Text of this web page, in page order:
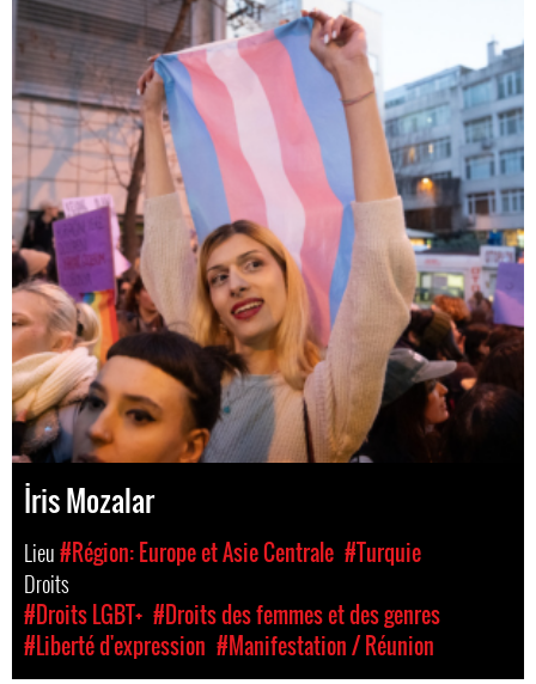
İris Mozalar
Lieu#Région: Europe et Asie Centrale #Turquie
Droits
#Droits LGBT+ #Droits des femmes et des genres
#Liberté d'expression #Manifestation / Réunion